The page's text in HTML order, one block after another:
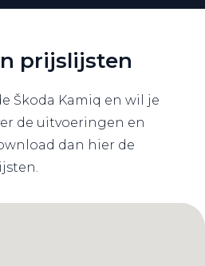
prijslijsten
Škoda Kamiq en wil je
de uitvoeringen en
dan hier de